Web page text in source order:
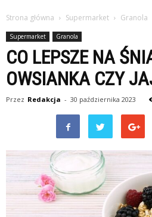
Strona główna Supermarket Granola
Supermarket Granola
CO LEPSZE NA
OWSIANKA CZY
Przez Redakcja - 30 października 2023